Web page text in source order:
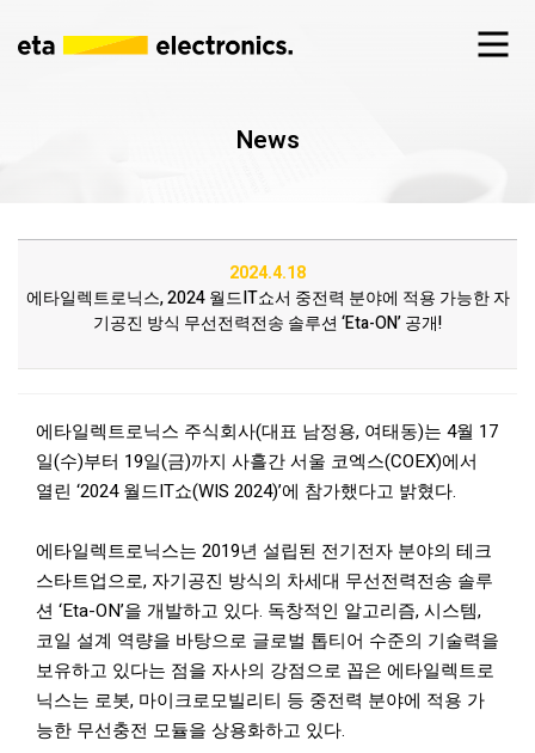
News
2024.4.18
에타일렉트로닉스, 2024 월드IT쇼서 중전력 분야에 적용 가능한 자
기공진 방식 무선전력전송 솔루션 ‘Eta-ON’ 공개!
에타일렉트로닉스 주식회사(대표 남정용, 여태동)는 4월 17
일(수)부터 19일(금)까지 사흘간 서울 코엑스(COEX)에서
열린 ‘2024 월드IT쇼(WIS 2024)’에 참가했다고 밝혔다.
에타일렉트로닉스는 2019년 설립된 전기전자 분야의 테크
스타트업으로, 자기공진 방식의 차세대 무선전력전송 솔루
션 ‘Eta-ON’을 개발하고 있다. 독창적인 알고리즘, 시스템,
코일 설계 역량을 바탕으로 글로벌 톱티어 수준의 기술력을
보유하고 있다는 점을 자사의 강점으로 꼽은 에타일렉트로
닉스는 로봇, 마이크로모빌리티 등 중전력 분야에 적용 가
능한 무선충전 모듈을 상용화하고 있다.